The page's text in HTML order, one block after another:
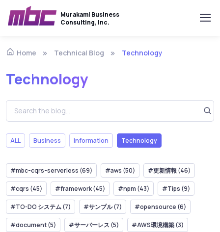
Murakami Business
Consulting, Inc.
Home Technical Blog Technology
Technology
ALL Business Information Technology
#mbc-cqrs-serverless (69) #aws (50) #更新情報 (46)
#cqrs (45) #framework (45) #npm (43) #Tips (9)
#TO-DO システム (7) #サンプル (7) #opensource (6)
#document (5) #サーバーレス (5) #AWS環境構築 (3)